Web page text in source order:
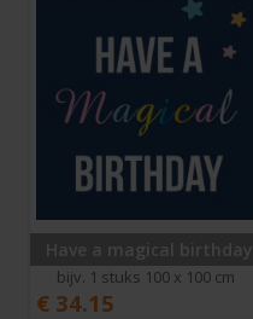
Have a magical birthday
bijv. 1 stuks 100 x 100 cm
€ 34.15